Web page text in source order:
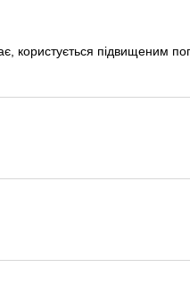
користується підвищеним